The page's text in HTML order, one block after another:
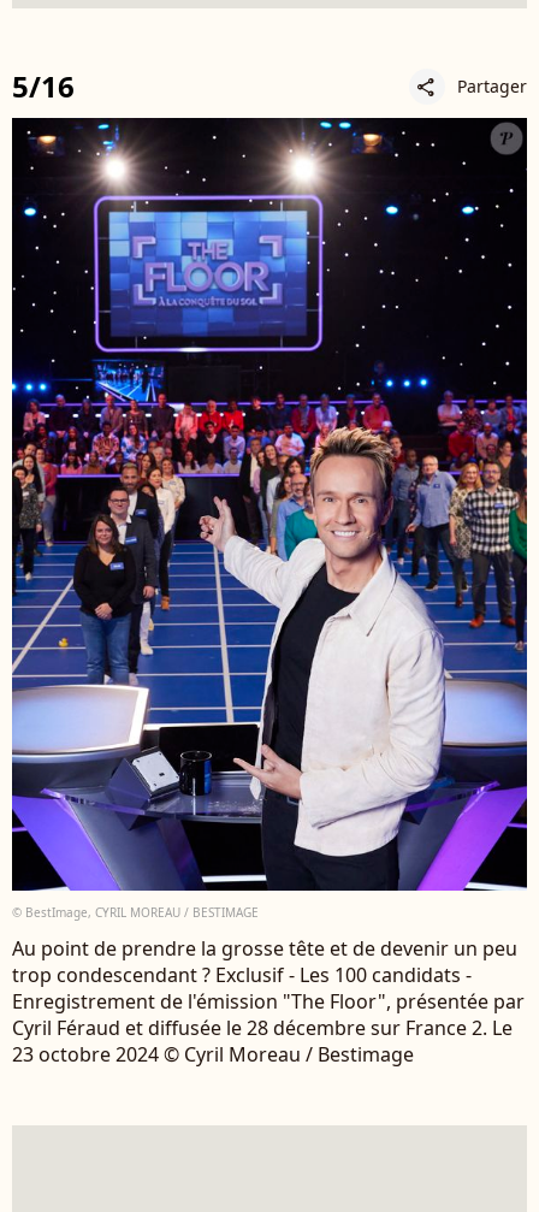
5/16 share Partager
© BestImage, CYRIL MOREAU / BESTIMAGE
Au point de prendre la grosse tête et de devenir un peu
trop condescendant ? Exclusif - Les 100 candidats -
Enregistrement de l'émission "The Floor", présentée par
Cyril Féraud et diffusée le 28 décembre sur France 2. Le
23 octobre 2024 © Cyril Moreau / Bestimage